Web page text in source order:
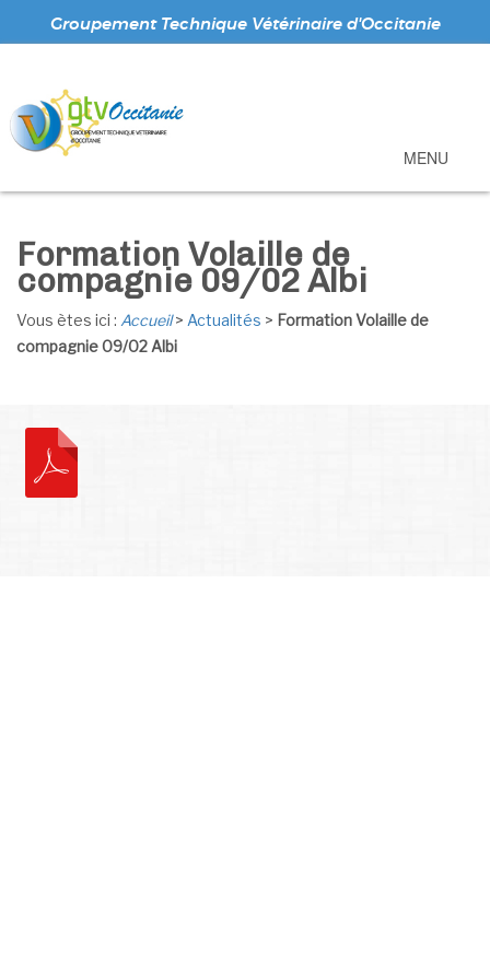
Groupement Technique Vétérinaire d'Occitanie
MENU
Formation Volaille de
compagnie 09/02 Albi
Vous ètes ici : Accueil> Actualités > Formation Volaille de
compagnie 09/02 Albi